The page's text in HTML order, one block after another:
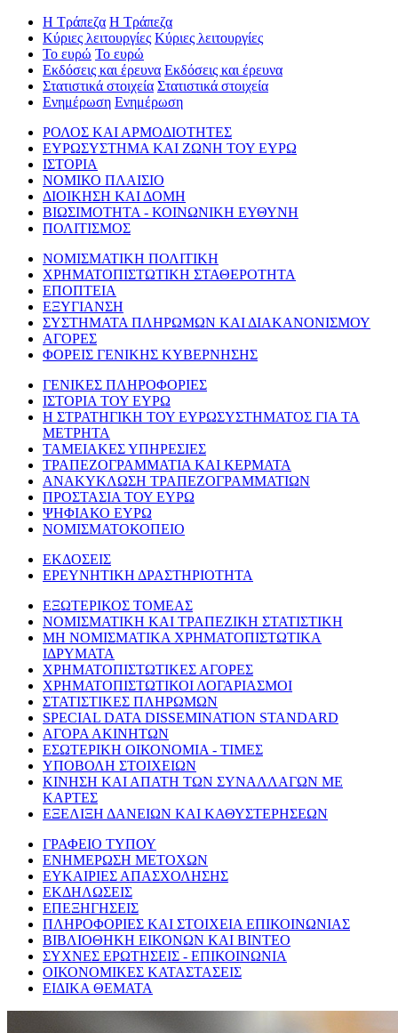
Η Τράπεζα Η Τράπεζα
Κύριες λειτουργίες Κύριες λειτουργίες
Το ευρώ Το ευρώ
Εκδόσεις και έρευνα Εκδόσεις και έρευνα
Στατιστικά στοιχεία Στατιστικά στοιχεία
Ενημέρωση Ενημέρωση
ΡΟΛΟΣ ΚΑΙ ΑΡΜΟΔΙΟΤΗΤΕΣ
ΕΥΡΩΣΥΣΤΗΜΑ ΚΑΙ ΖΩΝΗ ΤΟΥ ΕΥΡΩ
ΙΣΤΟΡΙΑ
ΝΟΜΙΚΟ ΠΛΑΙΣΙΟ
ΔΙΟΙΚΗΣΗ ΚΑΙ ΔΟΜΗ
ΒΙΩΣΙΜΟΤΗΤΑ - ΚΟΙΝΩΝΙΚΗ ΕΥΘΥΝΗ
ΠΟΛΙΤΙΣΜΟΣ
ΝΟΜΙΣΜΑΤΙΚΗ ΠΟΛΙΤΙΚΗ
ΧΡΗΜΑΤΟΠΙΣΤΩΤΙΚΗ ΣΤΑΘΕΡΟΤΗΤΑ
ΕΠΟΠΤΕΙΑ
ΕΞΥΓΙΑΝΣΗ
ΣΥΣΤΗΜΑΤΑ ΠΛΗΡΩΜΩΝ ΚΑΙ ΔΙΑΚΑΝΟΝΙΣΜΟΥ
ΑΓΟΡΕΣ
ΦΟΡΕΙΣ ΓΕΝΙΚΗΣ ΚΥΒΕΡΝΗΣΗΣ
ΓΕΝΙΚΕΣ ΠΛΗΡΟΦΟΡΙΕΣ
ΙΣΤΟΡΙΑ ΤΟΥ ΕΥΡΩ
Η ΣΤΡΑΤΗΓΙΚΗ ΤΟΥ ΕΥΡΩΣΥΣΤΗΜΑΤΟΣ ΓΙΑ ΤΑ
ΜΕΤΡΗΤΑ
ΤΑΜΕΙΑΚΕΣ ΥΠΗΡΕΣΙΕΣ
ΤΡΑΠΕΖΟΓΡΑΜΜΑΤΙΑ ΚΑΙ ΚΕΡΜΑΤΑ
ΑΝΑΚΥΚΛΩΣΗ ΤΡΑΠΕΖΟΓΡΑΜΜΑΤΙΩΝ
ΠΡΟΣΤΑΣΙΑ ΤΟΥ ΕΥΡΩ
ΨΗΦΙΑΚΟ ΕΥΡΩ
ΝΟΜΙΣΜΑΤΟΚΟΠΕΙΟ
ΕΚΔΟΣΕΙΣ
ΕΡΕΥΝΗΤΙΚΗ ΔΡΑΣΤΗΡΙΟΤΗΤΑ
ΕΞΩΤΕΡΙΚΟΣ ΤΟΜΕΑΣ
ΝΟΜΙΣΜΑΤΙΚΗ ΚΑΙ ΤΡΑΠΕΖΙΚΗ ΣΤΑΤΙΣΤΙΚΗ
ΜΗ ΝΟΜΙΣΜΑΤΙΚΑ ΧΡΗΜΑΤΟΠΙΣΤΩΤΙΚΑ
ΙΔΡΥΜΑΤΑ
ΧΡΗΜΑΤΟΠΙΣΤΩΤΙΚΕΣ ΑΓΟΡΕΣ
ΧΡΗΜΑΤΟΠΙΣΤΩΤΙΚΟΙ ΛΟΓΑΡΙΑΣΜΟΙ
ΣΤΑΤΙΣΤΙΚΕΣ ΠΛΗΡΩΜΩΝ
SPECIAL DATA DISSEMINATION STANDARD
ΑΓΟΡΑ ΑΚΙΝΗΤΩΝ
ΕΣΩΤΕΡΙΚΗ ΟΙΚΟΝΟΜΙΑ - ΤΙΜΕΣ
ΥΠΟΒΟΛΗ ΣΤΟΙΧΕΙΩΝ
ΚΙΝΗΣΗ ΚΑΙ ΑΠΑΤΗ ΤΩΝ ΣΥΝΑΛΛΑΓΩΝ ΜΕ
ΚΑΡΤΕΣ
ΕΞΕΛΙΞΗ ΔΑΝΕΙΩΝ ΚΑΙ ΚΑΘΥΣΤΕΡΗΣΕΩΝ
ΓΡΑΦΕΙΟ ΤΥΠΟΥ
ΕΝΗΜΕΡΩΣΗ ΜΕΤΟΧΩΝ
ΕΥΚΑΙΡΙΕΣ ΑΠΑΣΧΟΛΗΣΗΣ
ΕΚΔΗΛΩΣΕΙΣ
ΕΠΕΞΗΓΗΣΕΙΣ
ΠΛΗΡΟΦΟΡΙΕΣ ΚΑΙ ΣΤΟΙΧΕΙΑ ΕΠΙΚΟΙΝΩΝΙΑΣ
ΒΙΒΛΙΟΘΗΚΗ ΕΙΚΟΝΩΝ ΚΑΙ ΒΙΝΤΕΟ
ΣΥΧΝΕΣ ΕΡΩΤΗΣΕΙΣ - ΕΠΙΚΟΙΝΩΝΙΑ
ΟΙΚΟΝΟΜΙΚΕΣ ΚΑΤΑΣΤΑΣΕΙΣ
ΕΙΔΙΚΑ ΘΕΜΑΤΑ